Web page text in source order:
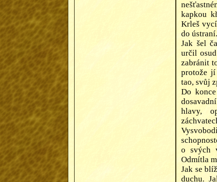
kapkou
Krleš
do ústraní.
Jak šel
určil
zabránit
protože jí
tao, svůj
Do
hlavy,
o svých
Odmítla
Jak se
duchu.